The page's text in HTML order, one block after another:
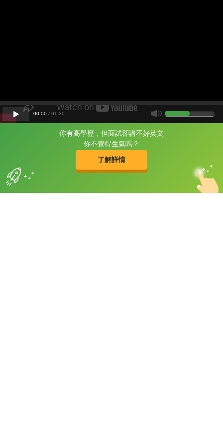
你有高學歷，但面試卻講不好英文
你不覺得生氣嗎？
了解詳情
片尾有
攻其不背
的品牌故事
00:00 / 01 :30